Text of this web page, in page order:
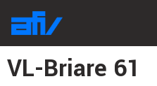
VL-Briare 61